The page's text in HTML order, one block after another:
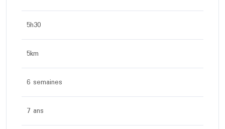
5h30
5km
6 semaines
7 ans